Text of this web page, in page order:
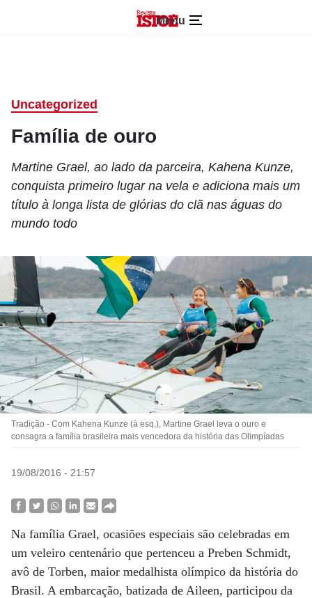
Menu
Uncategorized
Família de ouro
Martine Grael, ao lado da parceira, Kahena Kunze,
conquista primeiro lugar na vela e adiciona mais um
título à longa lista de glórias do clã nas águas do
mundo todo
Tradição - Com Kahena Kunze (à esq.), Martine Grael leva o ouro e
consagra a família brasileira mais vencedora da história das Olimpíadas
19/08/2016 - 21:57
Na família Grael, ocasiões especiais são celebradas em
um veleiro centenário que pertenceu a Preben Schmidt,
avô de Torben, maior medalhista olímpico da história do
Brasil. A embarcação, batizada de Aileen, participou da